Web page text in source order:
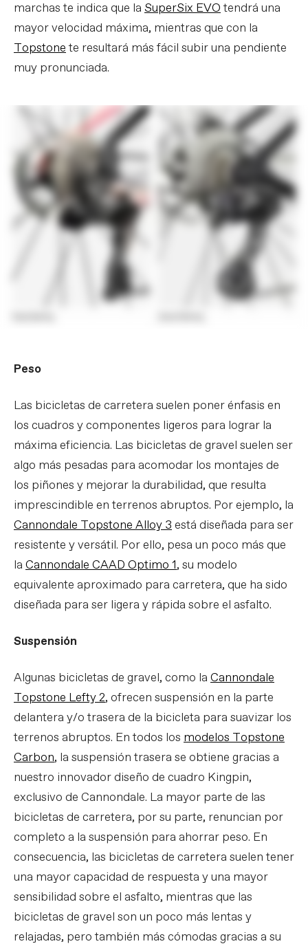
marchas te indica que la SuperSix EVOtendrá una
mayor velocidad máxima, mientras que con la
Topstonete resultará más fácil subir una pendiente
muy pronunciada.
Peso
Las bicicletas de carretera suelen poner énfasis en
los cuadros y componentes ligeros para lograr la
máxima eficiencia. Las bicicletas de gravel suelen ser
algo más pesadas para acomodar los montajes de
los piñones y mejorar la durabilidad, que resulta
imprescindible en terrenos abruptos. Por ejemplo, la
Cannondale Topstone Alloy 3está diseñada para ser
resistente y versátil. Por ello, pesa un poco más que
la Cannondale CAAD Optimo 1, su modelo
equivalente aproximado para carretera, que ha sido
diseñada para ser ligera y rápida sobre el asfalto.
Suspensión
Algunas bicicletas de gravel, como la Cannondale
Topstone Lefty 2, ofrecen suspensión en la parte
delantera y/o trasera de la bicicleta para suavizar los
terrenos abruptos. En todos los modelos Topstone
Carbon, la suspensión trasera se obtiene gracias a
nuestro innovador diseño de cuadro Kingpin,
exclusivo de Cannondale. La mayor parte de las
bicicletas de carretera, por su parte, renuncian por
completo a la suspensión para ahorrar peso. En
consecuencia, las bicicletas de carretera suelen tener
una mayor capacidad de respuesta y una mayor
sensibilidad sobre el asfalto, mientras que las
bicicletas de gravel son un poco más lentas y
relajadas, pero también más cómodas gracias a su